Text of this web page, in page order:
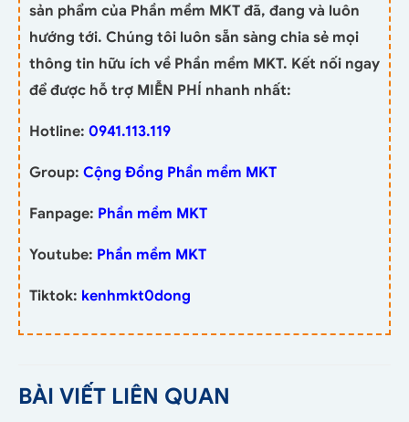
sản phẩm của Phần mềm MKT đã, đang và luôn
hướng tới. Chúng tôi luôn sẵn sàng chia sẻ mọi
thông tin hữu ích về Phần mềm MKT. Kết nối ngay
để được hỗ trợ MIỄN PHÍ nhanh nhất:
Hotline: 0941.113.119
Group: Cộng Đồng Phần mềm MKT
Fanpage: Phần mềm MKT
Youtube: Phần mềm MKT
Tiktok: kenhmkt0dong
BÀI VIẾT LIÊN QUAN